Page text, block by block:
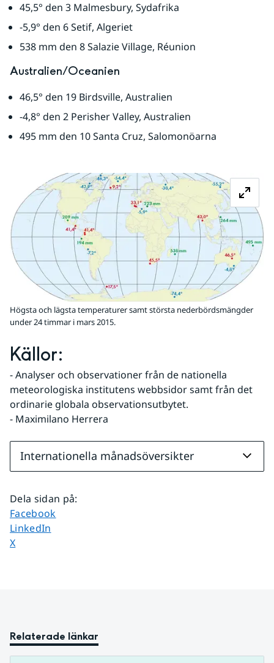
45,5° den 3 Malmesbury, Sydafrika
-5,9° den 6 Setif, Algeriet
538 mm den 8 Salazie Village, Réunion
Australien/Oceanien
46,5° den 19 Birdsville, Australien
-4,8° den 2 Perisher Valley, Australien
495 mm den 10 Santa Cruz, Salomonöarna
Högsta och lägsta temperaturer samt största nederbördsmängder
under 24 timmar i mars 2015.
Källor:
- Analyser och observationer från de nationella
meteorologiska institutens webbsidor samt från det
ordinarie globala observationsutbytet.
- Maximilano Herrera
Internationella månadsöversikter
Dela sidan på:
Dela sidan på
Facebook
Dela sidan på
LinkedIn
Dela sidan på
X
Relaterade länkar